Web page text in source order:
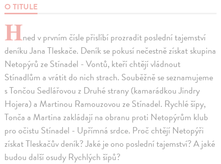
O TITULE
Hned v prvním čísle přislíbí prozradit poslední tajemství
deníku Jana Tleskače. Deník se pokusí nečestně získat skupina
Netopýrů ze Stínadel - Vontů, kteří chtějí vládnout
Stínadlům a vrátit do nich strach. Souběžně se seznamujeme
s Tončou Sedlářovou z Druhé strany (kamarádkou Jindry
Hojera) a Martinou Ramouzovou ze Stínadel. Rychlé šípy,
Tonča a Martina zakládají na obranu proti Netopýrům klub
pro očistu Stínadel - Upřímná srdce. Proč chtějí Netopýři
získat Tleskačův deník? Jaké je ono poslední tajemství? A jaké
budou další osudy Rychlých šípů?